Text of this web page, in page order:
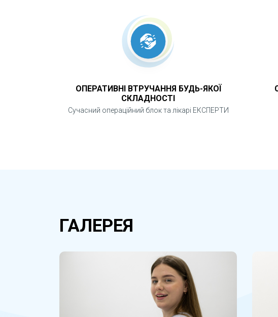
ОПЕРАТИВНІ ВТРУЧАННЯ БУДЬ-ЯКОЇ
СКЛАДНОСТІ
Сучасний операційний блок та лікарі ЕКСПЕРТИ
ГАЛЕРЕЯ